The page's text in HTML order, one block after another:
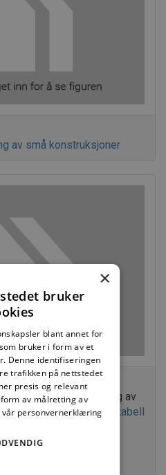
av små konstruksjoner
grunn fundamentering av
på isolasjonen er gitt i
tabell
av små konstruksjoner
×
bruker
blant annet for
bruker i form av et
Denne identifiseringen
trafikken på nettstedet
presis og relevant
av målretting av
vår personvernerklæring